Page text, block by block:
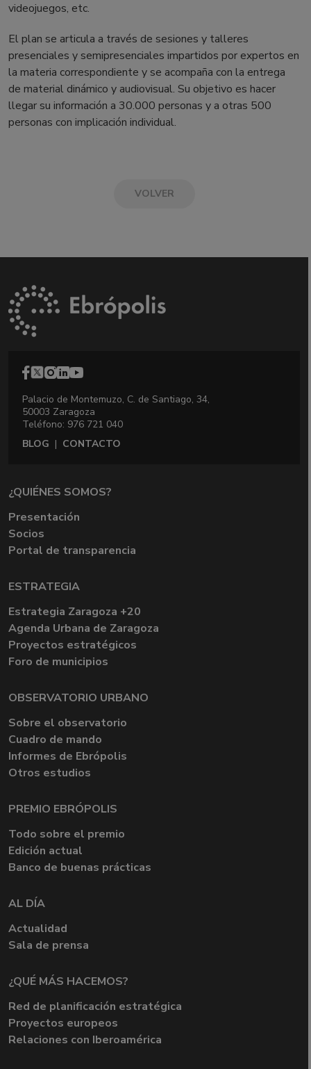
videojuegos, etc.
El plan se articula a través de sesiones y talleres
presenciales y semipresenciales impartidos por expertos en
la materia correspondiente y se acompaña con la entrega
de material dinámico y audiovisual. Su objetivo es hacer
llegar su información a 30.000 personas y a otras 500
personas con implicación individual.
VOLVER
Palacio de Montemuzo, C. de Santiago, 34,
50003 Zaragoza
Teléfono: 976 721 040
BLOG | CONTACTO
¿QUIÉNES SOMOS?
Presentación
Socios
Portal de transparencia
ESTRATEGIA
Estrategia Zaragoza +20
Agenda Urbana de Zaragoza
Proyectos estratégicos
Foro de municipios
OBSERVATORIO URBANO
Sobre el observatorio
Cuadro de mando
Informes de Ebrópolis
Otros estudios
PREMIO EBRÓPOLIS
Todo sobre el premio
Edición actual
Banco de buenas prácticas
AL DÍA
Actualidad
Sala de prensa
¿QUÉ MÁS HACEMOS?
Red de planificación estratégica
Proyectos europeos
Relaciones con Iberoamérica